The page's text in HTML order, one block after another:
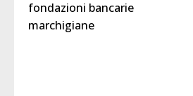
fondazioni bancarie
marchigiane